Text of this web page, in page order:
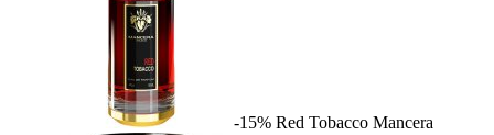
-15% Red Tobacco Mancera